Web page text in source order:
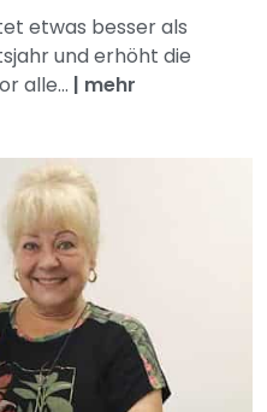
etwas besser als
und erhöht die
alle... | mehr